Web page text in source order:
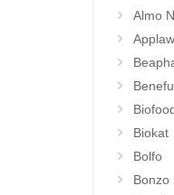
Almo
Biokat
Bolfo
Bonzo